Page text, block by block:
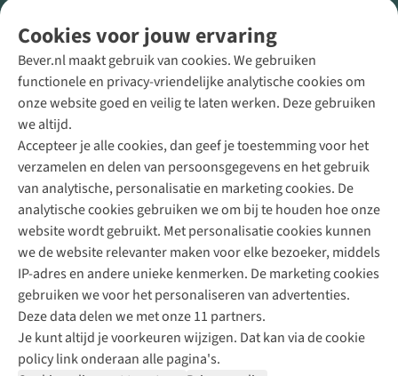
Cookies voor jouw ervaring
Bever.nl maakt gebruik van cookies. We gebruiken
functionele en privacy-vriendelijke analytische cookies om
onze website goed en veilig te laten werken. Deze gebruiken
we altijd.
Accepteer je alle cookies, dan geef je toestemming voor het
verzamelen en delen van persoonsgegevens en het gebruik
van analytische, personalisatie en marketing cookies. De
analytische cookies gebruiken we om bij te houden hoe onze
website wordt gebruikt. Met personalisatie cookies kunnen
we de website relevanter maken voor elke bezoeker, middels
IP-adres en andere unieke kenmerken. De marketing cookies
gebruiken we voor het personaliseren van advertenties.
Deze data delen we met onze 11 partners.
Je kunt altijd je voorkeuren wijzigen. Dat kan via de cookie
policy link onderaan alle pagina's.
Direct advies van een Buitenexpert
+31 (0)85 888 50 88
+31 6 12 28 49 80
Contactformulier